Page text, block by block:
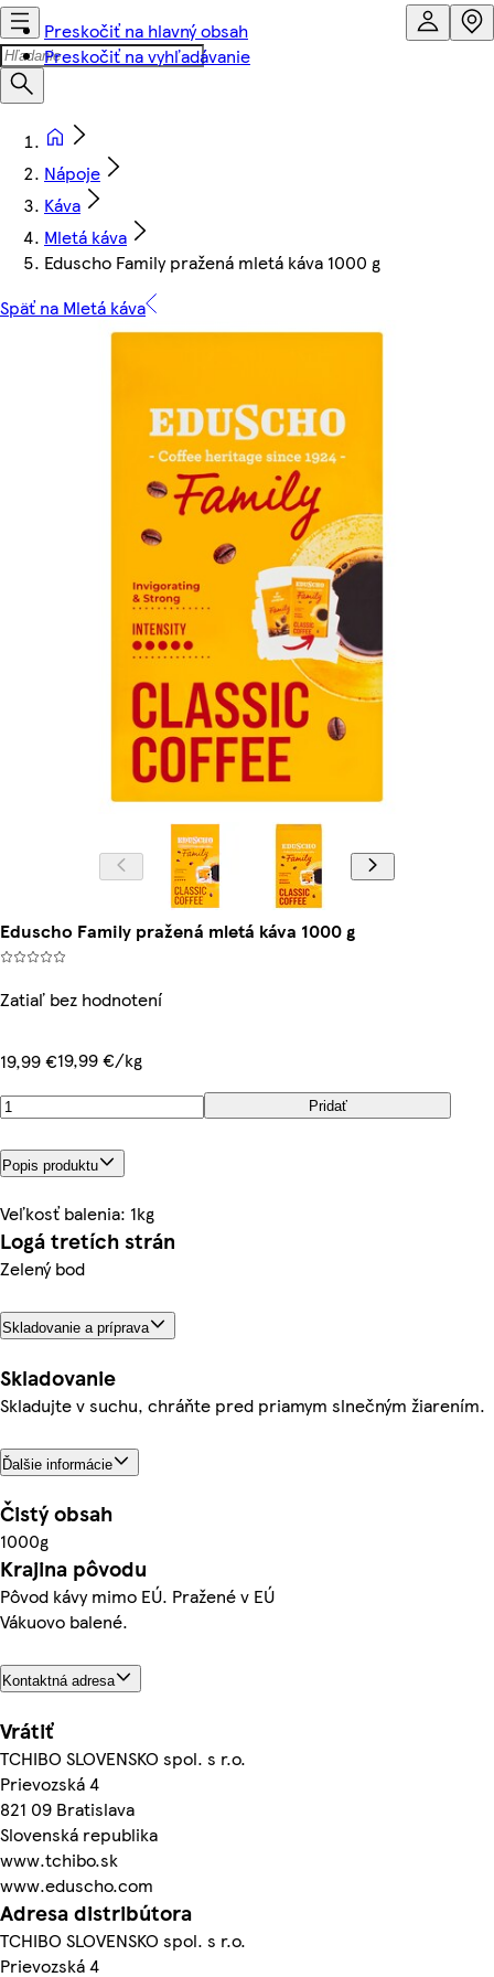
Preskočiť na hlavný obsah
Preskočiť na vyhľadávanie
Nápoje
Káva
Mletá káva
Eduscho Family pražená mletá káva 1000 g
Späť na Mletá káva
Eduscho Family pražená mletá káva 1000 g
Zatiaľ bez hodnotení
19,99 €19,99 €/kg
Pridať
Popis produktu
Veľkosť balenia: 1kg
Logá tretích strán
Zelený bod
Skladovanie a príprava
Skladovanie
Skladujte v suchu, chráňte pred priamym slnečným žiarením.
Ďalšie informácie
Čistý obsah
1000g
Krajina pôvodu
Pôvod kávy mimo EÚ. Pražené v EÚ
Vákuovo balené.
Kontaktná adresa
Vrátiť
TCHIBO SLOVENSKO spol. s r.o.
Prievozská 4
821 09 Bratislava
Slovenská republika
www.tchibo.sk
www.eduscho.com
Adresa distribútora
TCHIBO SLOVENSKO spol. s r.o.
Prievozská 4